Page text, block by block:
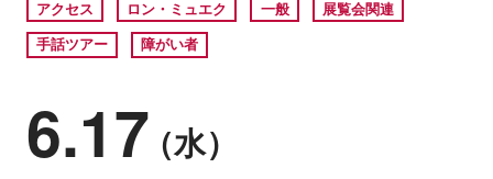
アクセス ロン・ミュエク 一般 展覧会関連
手話ツアー 障がい者
6.17（水）